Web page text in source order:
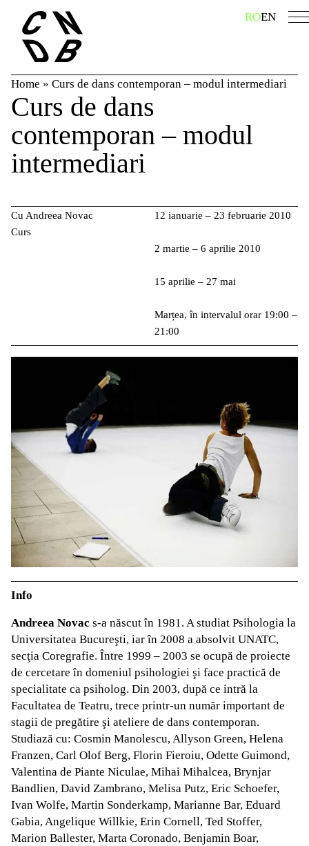
content
caută ROEN
Home » Curs de dans contemporan – modul intermediari
Curs de dans
contemporan – modul
intermediari
Cu Andreea Novac
Curs
12 ianuarie – 23 februarie 2010
2 martie – 6 aprilie 2010
15 aprilie – 27 mai
Marțea, în intervalul orar 19:00 –
21:00
Info
Andreea Novac s-a născut în 1981. A studiat Psihologia la
Universitatea Bucureşti, iar în 2008 a absolvit UNATC,
secţia Coregrafie. Între 1999 – 2003 se ocupă de proiecte
de cercetare în domeniul psihologiei şi face practică de
specialitate ca psiholog. Din 2003, după ce intră la
Facultatea de Teatru, trece printr-un număr important de
stagii de pregătire şi ateliere de dans contemporan.
Studiază cu: Cosmin Manolescu, Allyson Green, Helena
Franzen, Carl Olof Berg, Florin Fieroiu, Odette Guimond,
Valentina de Piante Niculae, Mihai Mihalcea, Brynjar
Bandlien, David Zambrano, Melisa Putz, Eric Schoefer,
Ivan Wolfe, Martin Sonderkamp, Marianne Bar, Eduard
Gabia, Angelique Willkie, Erin Cornell, Ted Stoffer,
Marion Ballester, Marta Coronado, Benjamin Boar,